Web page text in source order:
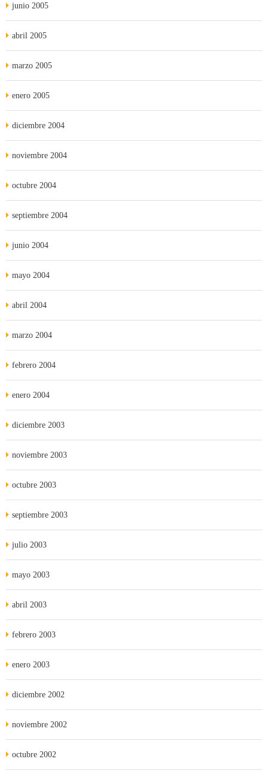
junio 2005
abril 2005
marzo 2005
enero 2005
diciembre 2004
noviembre 2004
octubre 2004
septiembre 2004
junio 2004
mayo 2004
abril 2004
marzo 2004
febrero 2004
enero 2004
diciembre 2003
noviembre 2003
octubre 2003
septiembre 2003
julio 2003
mayo 2003
abril 2003
febrero 2003
enero 2003
diciembre 2002
noviembre 2002
octubre 2002